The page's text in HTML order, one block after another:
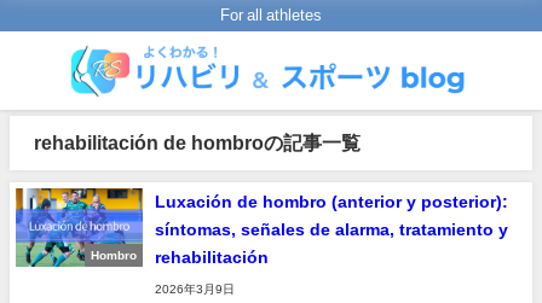
For all athletes
rehabilitación de hombroの記事一覧
Hombro
Luxación de hombro (anterior y posterior):
síntomas, señales de alarma, tratamiento y
rehabilitación
2026年3月9日